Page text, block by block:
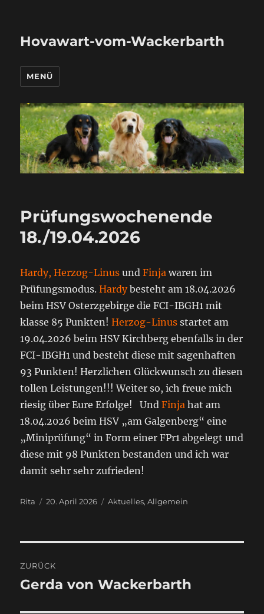
Hovawart-vom-Wackerbarth
MENÜ
Prüfungswochenende
18./19.04.2026
Hardy, Herzog-Linus undFinja waren im
Prüfungsmodus.Hardybesteht am 18.04.2026
beim HSV Osterzgebirge die FCI-IBGH1 mit
klasse 85 Punkten!Herzog-Linus startet am
19.04.2026 beim HSV Kirchberg ebenfalls in der
FCI-IBGH1 und besteht diese mit sagenhaften
93 Punkten! Herzlichen Glückwunsch zu diesen
tollen Leistungen!!! Weiter so, ich freue mich
riesig über Eure Erfolge! UndFinjahat am
18.04.2026 beim HSV „am Galgenberg“ eine
„Miniprüfung“ in Form einer FPr1 abgelegt und
diese mit 98 Punkten bestanden und ich war
damit sehr sehr zufrieden!
Autor
Rita
Veröffentlicht
20. April 2026 Kategorien
Aktuelles,Allgemein
ZURÜCK
Vorheriger
Gerda von Wackerbarth